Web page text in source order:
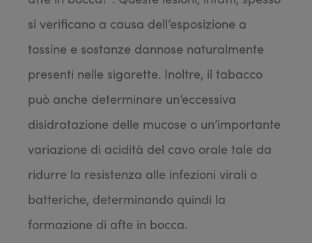
si verificano a causa dell’esposizione a
tossine e sostanze dannose naturalmente
presenti nelle sigarette. Inoltre, il tabacco
può anche determinare un’eccessiva
disidratazione delle mucose o un’importante
variazione di acidità del cavo orale tale da
ridurre la resistenza alle infezioni virali o
batteriche, determinando quindi la
formazione di afte in bocca.